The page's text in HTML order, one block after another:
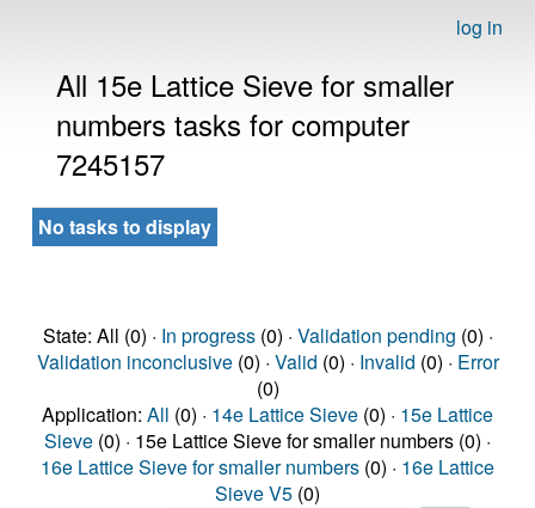
log in
All 15e Lattice Sieve for smaller
numbers tasks for computer
7245157
No tasks to display
State: All (0) · In progress(0) · Validation pending (0) ·
Validation inconclusive(0) · Valid (0) · Invalid (0) · Error
(0)
Application: All (0) · 14e Lattice Sieve (0) · 15e Lattice
Sieve (0) · 15e Lattice Sieve for smaller numbers (0) ·
16e Lattice Sieve for smaller numbers (0) · 16e Lattice
Sieve V5 (0)